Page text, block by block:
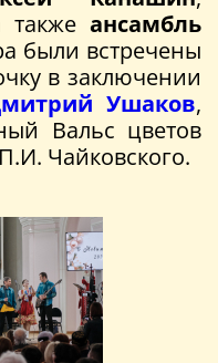
также ансамбль
были встречены
в заключении
Ушаков,
Вальс цветов
Чайковского.